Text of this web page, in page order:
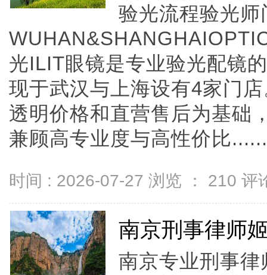
验光流程验光
光ILIT眼镜是专业验光配镜
现于武汉与上海设有4家门
透明价格和直营售后为基础
兼顾高专业度与高性价比......
时间 : 2026-07-27 浏览 ： 210 评
南京刑事律师
南京专业刑事